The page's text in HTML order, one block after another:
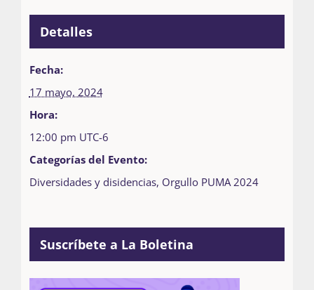
Detalles
Fecha:
17 mayo, 2024
Hora:
12:00 pm UTC-6
Categorías del Evento:
Diversidades y disidencias, Orgullo PUMA 2024
Suscríbete a La Boletina